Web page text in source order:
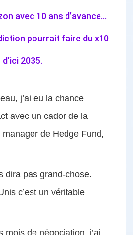
avec 10 ans d’avance…
pourrait faire du x10
d’ici 2035.
j’ai eu la chance
avec un cador de la
manager de Hedge Fund,
dira pas grand-chose.
c’est un véritable
mois de négociation, j’ai